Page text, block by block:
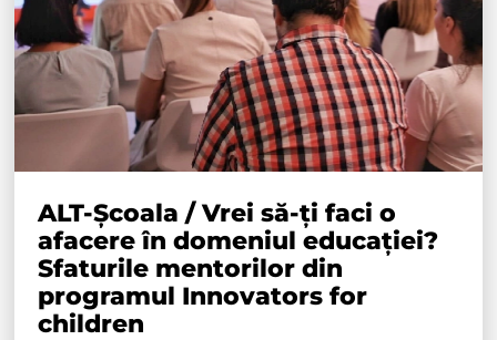
ALT-Școala / Vrei să-ți faci o
afacere în domeniul educației?
Sfaturile mentorilor din
programul Innovators for
children